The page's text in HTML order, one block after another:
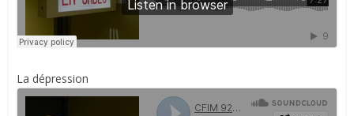
La dépression